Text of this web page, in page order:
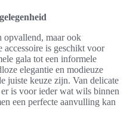
opvallend, maar ook
is geschikt voor
gala tot een informele
elegantie en modieuze
juiste keuze zijn. Van delicate
is voor ieder wat wils binnen
een perfecte aanvulling kan